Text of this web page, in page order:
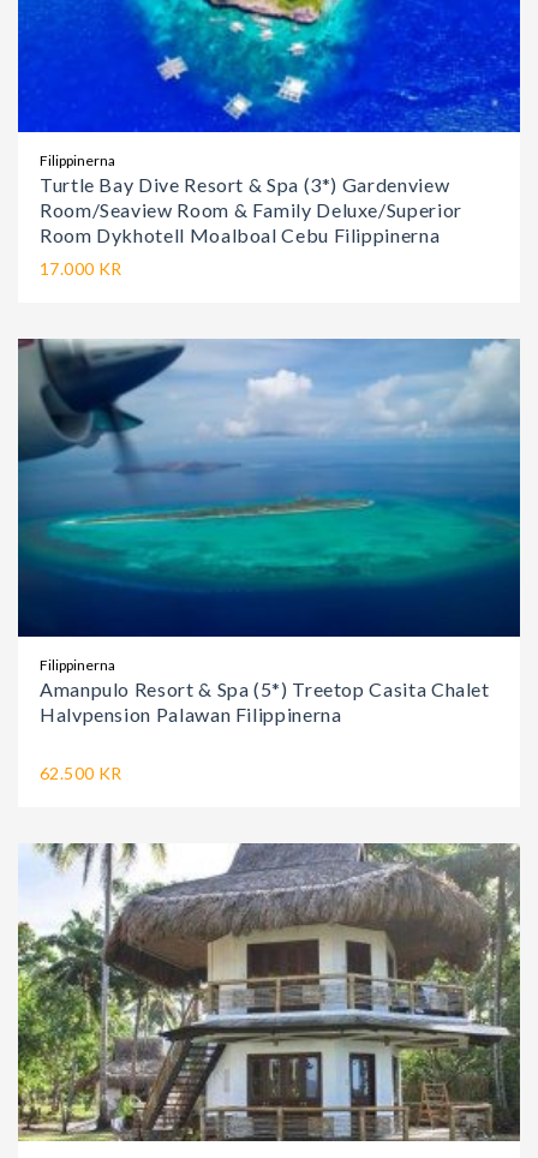
Filippinerna
Turtle Bay Dive Resort & Spa (3*) Gardenview
Room/Seaview Room & Family Deluxe/Superior
Room Dykhotell Moalboal Cebu Filippinerna
17.000 KR
Filippinerna
Amanpulo Resort & Spa (5*) Treetop Casita Chalet
Halvpension Palawan Filippinerna
62.500 KR